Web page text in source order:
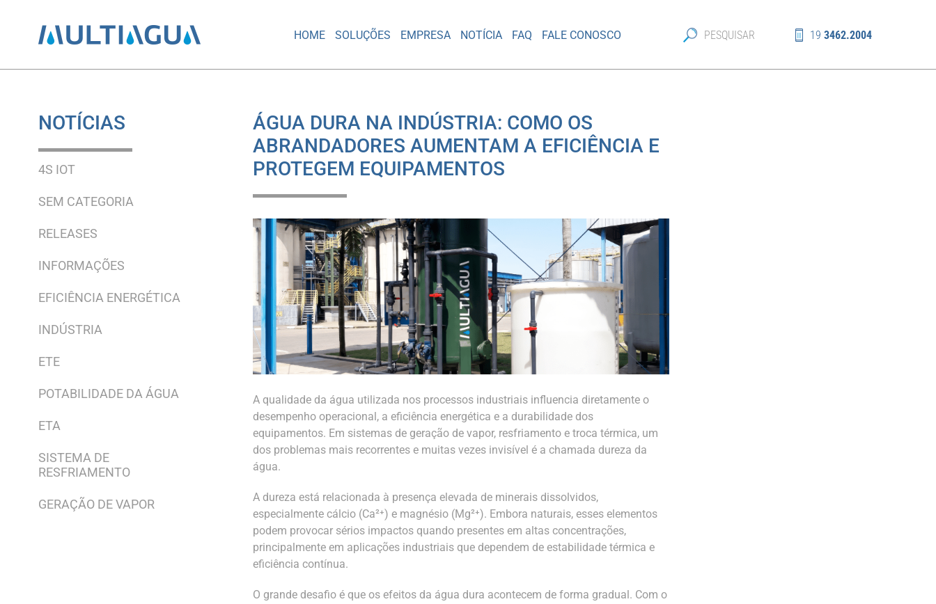
HOME SOLUÇÕES EMPRESA NOTÍCIA FAQ FALE CONOSCO 19 3462.2004
NOTÍCIAS
4S IOT
SEM CATEGORIA
RELEASES
INFORMAÇÕES
EFICIÊNCIA ENERGÉTICA
INDÚSTRIA
ETE
POTABILIDADE DA ÁGUA
ETA
SISTEMA DE
RESFRIAMENTO
GERAÇÃO DE VAPOR
ÁGUA DURA NA INDÚSTRIA: COMO OS
ABRANDADORES AUMENTAM A EFICIÊNCIA E
PROTEGEM EQUIPAMENTOS
A qualidade da água utilizada nos processos industriais influencia diretamente o
desempenho operacional, a eficiência energética e a durabilidade dos
equipamentos. Em sistemas de geração de vapor, resfriamento e troca térmica, um
dos problemas mais recorrentes e muitas vezes invisível é a chamada dureza da
água.
A dureza está relacionada à presença elevada de minerais dissolvidos,
especialmente cálcio (Ca²⁺) e magnésio (Mg²⁺). Embora naturais, esses elementos
podem provocar sérios impactos quando presentes em altas concentrações,
principalmente em aplicações industriais que dependem de estabilidade térmica e
eficiência contínua.
O grande desafio é que os efeitos da água dura acontecem de forma gradual. Com o